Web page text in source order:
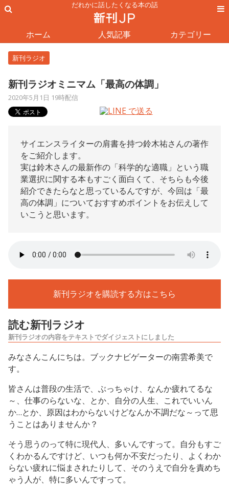
だれかに話したくなる本の話
ホーム 人気記事 カテゴリー
新刊ラジオ
新刊ラジオミニマム「最高の体調」
2020年5月1日 19時配信
サイエンスライターの肩書を持つ鈴木祐さんの著作
をご紹介します。
実は鈴木さんの最新作の「科学的な適職」という職
業選択に関する本もすごく面白くて、そちらも今後
紹介できたらなと思っているんですが、今回は「最
高の体調」についておすすめポイントをお伝えして
いこうと思います。
新刊ラジオを購読する方はこちら
読む新刊ラジオ
新刊ラジオの内容をテキストでダイジェストにしました
みなさんこんにちは。ブックナビゲーターの南雲希美で
す。
皆さんは普段の生活で、ぶっちゃけ、なんか疲れてるな
～、仕事のらないな、とか、自分の人生、これでいいん
か…とか、原因はわからないけどなんか不調だな～って思
うことはありませんか？
そう思うのって特に現代人、多いんですって。自分もすご
くわかるんですけど、いつも何か不安だったり、よくわか
らない疲れに悩まされたりして、そのうえで自分を責めち
ゃう人が、特に多いんですって。